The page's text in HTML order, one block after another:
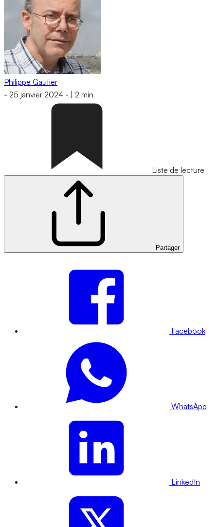
Philippe Gautier
- 25 janvier 2024 - 2 min
Liste de lecture
Partager
Facebook
WhatsApp
LinkedIn